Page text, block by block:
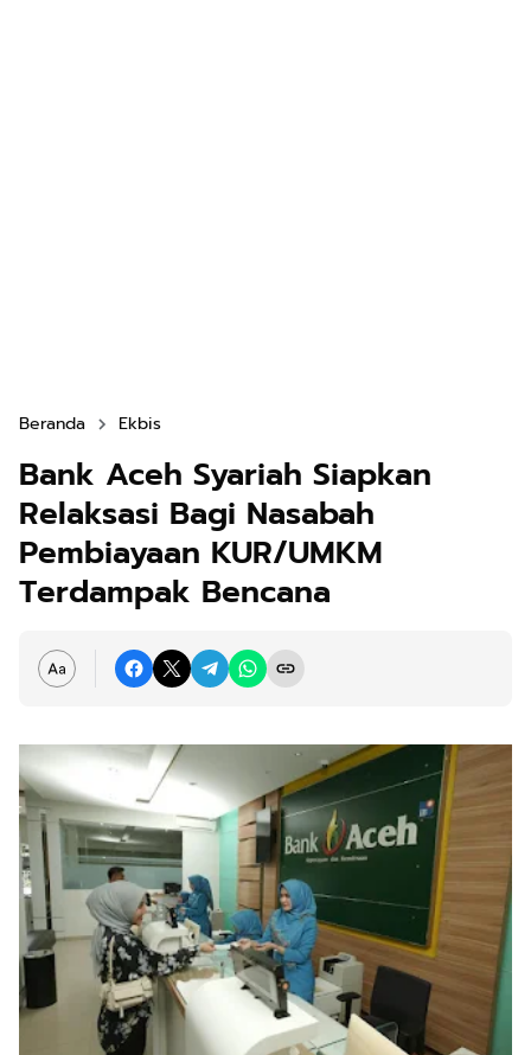
Beranda Ekbis
Bank Aceh Syariah Siapkan
Relaksasi Bagi Nasabah
Pembiayaan KUR/UMKM
Terdampak Bencana